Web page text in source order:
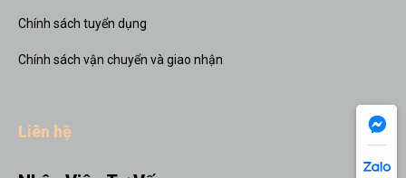
Chính sách tuyển dụng
Chính sách vận chuyển và giao nhận
Liên hệ